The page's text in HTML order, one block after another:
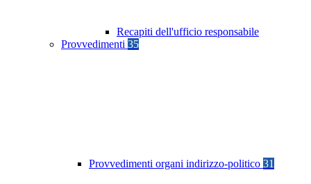
Recapiti dell'ufficio responsabile
Provvedimenti 35
Provvedimenti organi indirizzo-politico 31